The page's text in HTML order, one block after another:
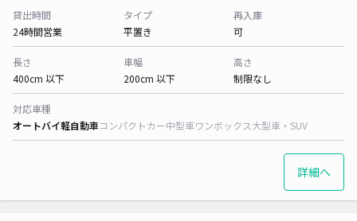
貸出時間
24時間営業
タイプ
平置き
再入庫
可
長さ
400cm 以下
車幅
200cm 以下
高さ
制限なし
対応車種
オートバイ軽自動車コンパクトカー中型車ワンボックス大型車・SUV
詳細へ